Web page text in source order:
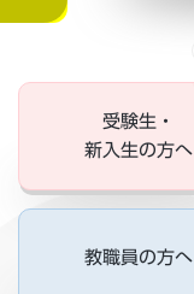
受験生・
新入生の方へ
教職員の方へ